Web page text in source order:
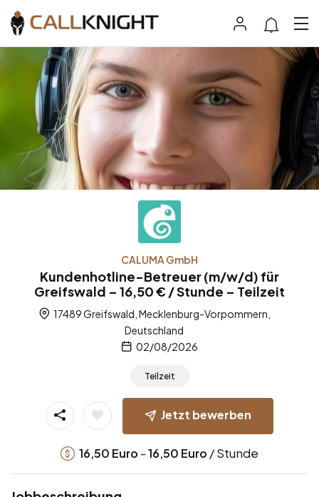
CALUMA GmbH
Kundenhotline-Betreuer (m/w/d) für
Greifswald – 16,50 € / Stunde – Teilzeit
17489 Greifswald, Mecklenburg-Vorpommern,
Deutschland
02/08/2026
Teilzeit
Jetzt bewerben
16,50 Euro -16,50 Euro / Stunde